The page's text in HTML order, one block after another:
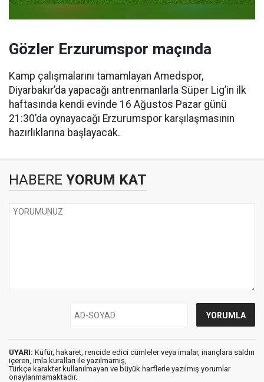
Gözler Erzurumspor maçında
Kamp çalışmalarını tamamlayan Amedspor,
Diyarbakır’da yapacağı antrenmanlarla Süper Lig’in ilk
haftasında kendi evinde 16 Ağustos Pazar günü
21:30’da oynayacağı Erzurumspor karşılaşmasının
hazırlıklarına başlayacak.
HABERE YORUM KAT
UYARI: Küfür, hakaret, rencide edici cümleler veya imalar, inançlara saldırı
içeren, imla kuralları ile yazılmamış,
Türkçe karakter kullanılmayan ve büyük harflerle yazılmış yorumlar
onaylanmamaktadır.